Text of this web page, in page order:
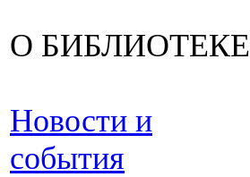
О БИБЛИОТЕКЕ
Новости и
события